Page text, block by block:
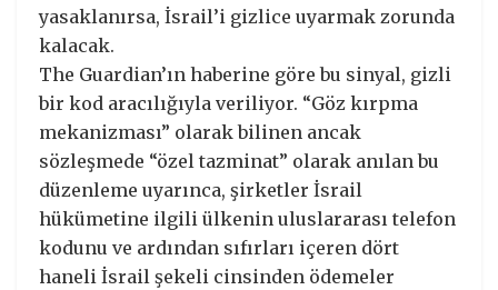
yasaklanırsa, İsrail’i gizlice uyarmak zorunda
kalacak.
The Guardian’ın haberine göre bu sinyal, gizli
bir kod aracılığıyla veriliyor. “Göz kırpma
mekanizması” olarak bilinen ancak
sözleşmede “özel tazminat” olarak anılan bu
düzenleme uyarınca, şirketler İsrail
hükümetine ilgili ülkenin uluslararası telefon
kodunu ve ardından sıfırları içeren dört
haneli İsrail şekeli cinsinden ödemeler